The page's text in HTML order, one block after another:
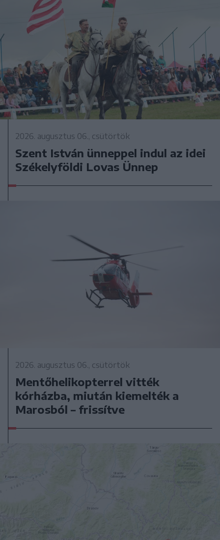
2026. augusztus 06., csütörtök
Szent István ünneppel indul az idei
Székelyföldi Lovas Ünnep
2026. augusztus 06., csütörtök
Mentőhelikopterrel vitték
kórházba, miután kiemelték a
Marosból – frissítve